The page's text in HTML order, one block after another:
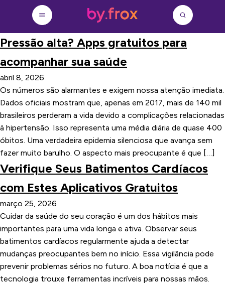
Pressão alta? Apps gratuitos para
acompanhar sua saúde
abril 8, 2026
Os números são alarmantes e exigem nossa atenção imediata.
Dados oficiais mostram que, apenas em 2017, mais de 140 mil
brasileiros perderam a vida devido a complicações relacionadas
à hipertensão. Isso representa uma média diária de quase 400
óbitos. Uma verdadeira epidemia silenciosa que avança sem
fazer muito barulho. O aspecto mais preocupante é que […]
Verifique Seus Batimentos Cardíacos
com Estes Aplicativos Gratuitos
março 25, 2026
Cuidar da saúde do seu coração é um dos hábitos mais
importantes para uma vida longa e ativa. Observar seus
batimentos cardíacos regularmente ajuda a detectar
mudanças preocupantes bem no início. Essa vigilância pode
prevenir problemas sérios no futuro. A boa notícia é que a
tecnologia trouxe ferramentas incríveis para nossas mãos.